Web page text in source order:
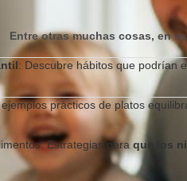
Entre otras muchas cosas, en
: Descubre hábitos que podrían
prácticos de platos
Estrategias para que los